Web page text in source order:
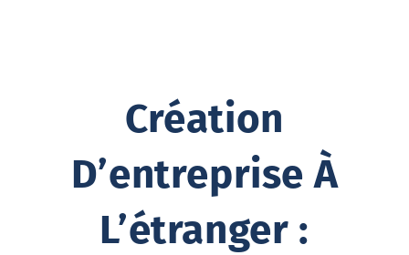
Création
D’entreprise À
L’étranger :